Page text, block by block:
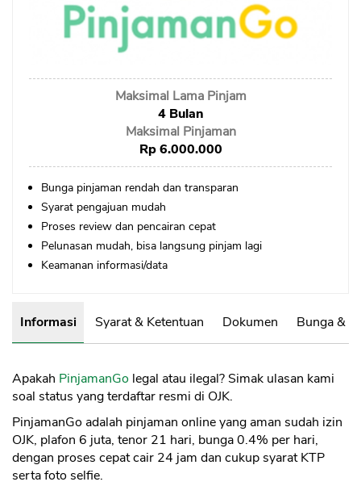
Sekuritas Saham
Assets Crypto
Asuransi
Asuransi Jiwa
Asuransi Kesehatan
Asuransi Syariah
Maksimal Lama Pinjam
4 Bulan
Maksimal Pinjaman
Rp 6.000.000
Bunga pinjaman rendah dan transparan
Syarat pengajuan mudah
Proses review dan pencairan cepat
Pelunasan mudah, bisa langsung pinjam lagi
Keamanan informasi/data
Informasi Syarat & Ketentuan Dokumen Bunga &
Apakah PinjamanGo legal atau ilegal? Simak ulasan kami
soal status yang terdaftar resmi di OJK.
PinjamanGo adalah pinjaman online yang aman sudah izin
OJK, plafon 6 juta, tenor 21 hari, bunga 0.4% per hari,
dengan proses cepat cair 24 jam dan cukup syarat KTP
serta foto selfie.